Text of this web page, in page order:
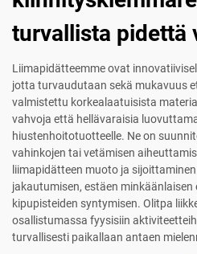
turvallista pidettä
Liimapidätteemme ovat
jotta turvaudutaan sekä mukavuus
valmistettu korkealaatuisista
vahvoja että hellävaraisia
hiustenhoitotuotteelle. Ne on
vahinkojen tai vetämisen
liimapidätteen muoto ja
jakautumisen, estäen
kipupisteiden syntymisen. Olitpa
osallistumassa fyysisiin
turvallisesti paikallaan antaen